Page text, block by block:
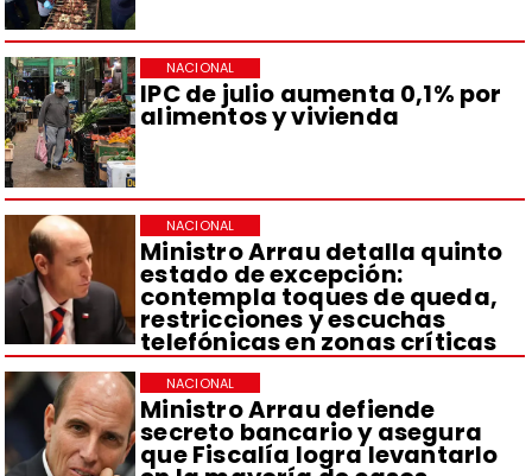
IPC de julio aumenta 0,1% por
alimentos y vivienda
NACIONAL
Ministro Arrau detalla quinto
estado de excepción:
contempla toques de queda,
restricciones y escuchas
telefónicas en zonas críticas
NACIONAL
Ministro Arrau defiende
secreto bancario y asegura
que Fiscalía logra levantarlo
NACIONAL